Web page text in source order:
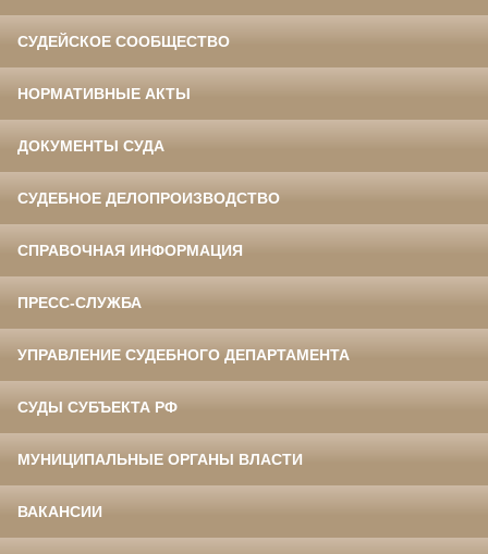
СУДЕЙСКОЕ СООБЩЕСТВО
НОРМАТИВНЫЕ АКТЫ
ДОКУМЕНТЫ СУДА
СУДЕБНОЕ ДЕЛОПРОИЗВОДСТВО
СПРАВОЧНАЯ ИНФОРМАЦИЯ
ПРЕСС-СЛУЖБА
УПРАВЛЕНИЕ СУДЕБНОГО ДЕПАРТАМЕНТА
СУДЫ СУБЪЕКТА РФ
МУНИЦИПАЛЬНЫЕ ОРГАНЫ ВЛАСТИ
ВАКАНСИИ